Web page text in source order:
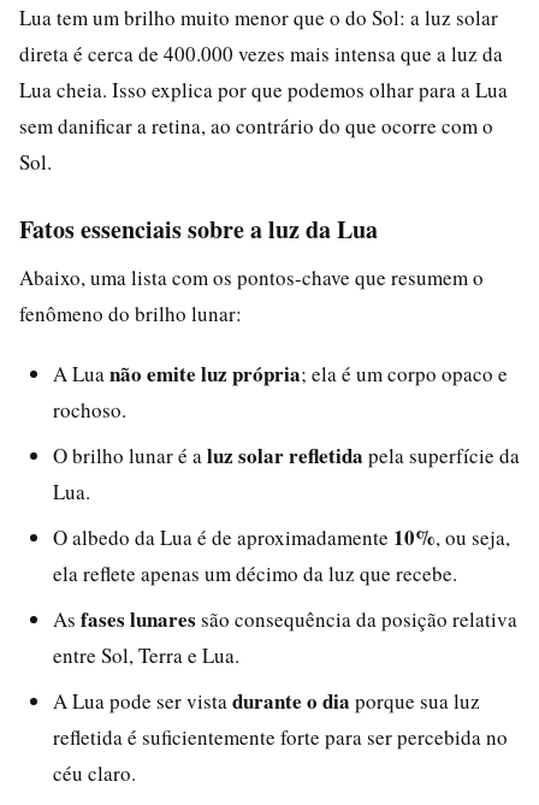
Lua tem um brilho muito menor que o do Sol: a luz solar
direta é cerca de 400.000 vezes mais intensa que a luz da
Lua cheia. Isso explica por que podemos olhar para a Lua
sem danificar a retina, ao contrário do que ocorre com o
Sol.
Fatos essenciais sobre a luz da Lua
Abaixo, uma lista com os pontos-chave que resumem o
fenômeno do brilho lunar:
A Lua não emite luz própria; ela é um corpo opaco e
rochoso.
O brilho lunar é a luz solar refletida pela superfície da
Lua.
O albedo da Lua é de aproximadamente 10%, ou seja,
ela reflete apenas um décimo da luz que recebe.
As fases lunares são consequência da posição relativa
entre Sol, Terra e Lua.
A Lua pode ser vista durante o dia porque sua luz
refletida é suficientemente forte para ser percebida no
céu claro.